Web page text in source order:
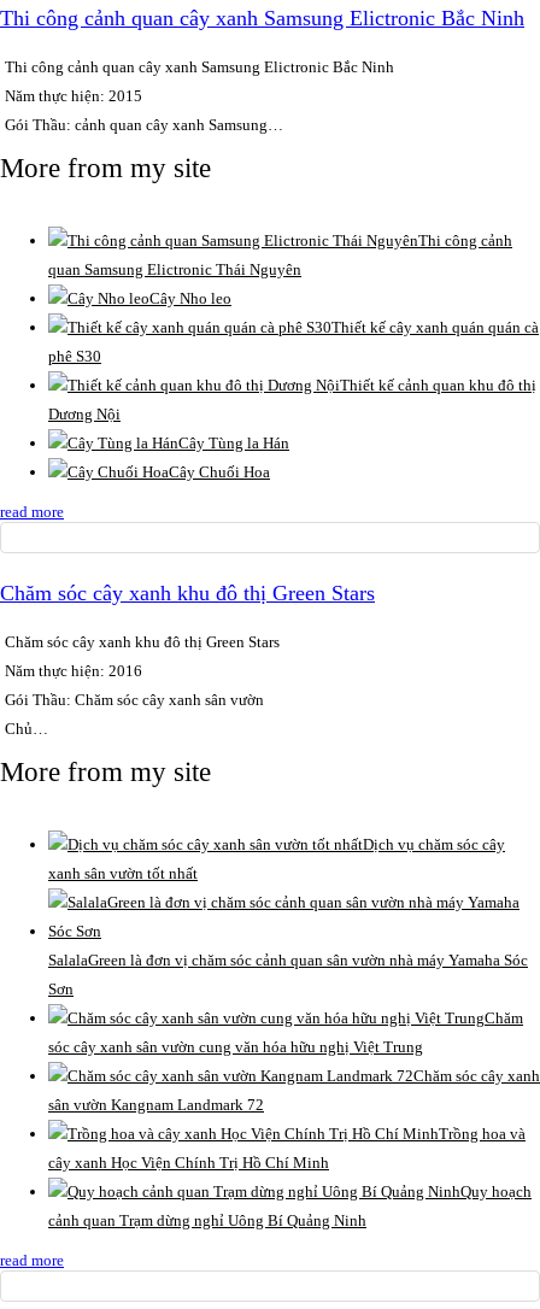
Thi công cảnh quan cây xanh Samsung Elictronic Bắc Ninh
Thi công cảnh quan cây xanh Samsung Elictronic Bắc Ninh
Năm thực hiện: 2015
Gói Thầu: cảnh quan cây xanh Samsung…
More from my site
Thi công cảnh
quan Samsung Elictronic Thái Nguyên
Cây Nho leo
Thiết kế cây xanh quán quán cà
phê S30
Thiết kế cảnh quan khu đô thị
Dương Nội
Cây Tùng la Hán
Cây Chuối Hoa
read more
Chăm sóc cây xanh khu đô thị Green Stars
Chăm sóc cây xanh khu đô thị Green Stars
Năm thực hiện: 2016
Gói Thầu: Chăm sóc cây xanh sân vườn
Chủ…
More from my site
Dịch vụ chăm sóc cây
xanh sân vườn tốt nhất
SalalaGreen là đơn vị chăm sóc cảnh quan sân vườn nhà máy Yamaha Sóc
Sơn
Chăm
sóc cây xanh sân vườn cung văn hóa hữu nghị Việt Trung
Chăm sóc cây xanh
sân vườn Kangnam Landmark 72
Trồng hoa và
cây xanh Học Viện Chính Trị Hồ Chí Minh
Quy hoạch
cảnh quan Trạm dừng nghỉ Uông Bí Quảng Ninh
read more